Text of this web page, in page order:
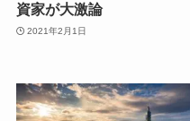
資家が大激論
2021年2月1日